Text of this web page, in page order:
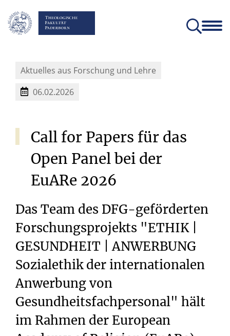
Aktuelles aus Forschung und Lehre
06.02.2026
Call for Papers für das
Open Panelbei der
EuARe 2026
Das Team des DFG-geförderten
Forschungsprojekts "ETHIK |
GESUNDHEIT | ANWERBUNG
Sozialethik der internationalen
Anwerbung von
Gesundheitsfachpersonal" hält
im Rahmen der European